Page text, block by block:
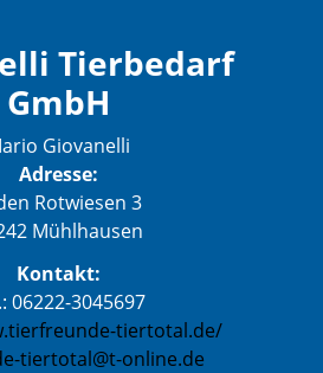
Tierbedarf
GmbH
Giovanelli
Adresse:
Rotwiesen 3
Mühlhausen
Kontakt:
06222-3045697
tiertotal.de/
tiertotal@t-online.de